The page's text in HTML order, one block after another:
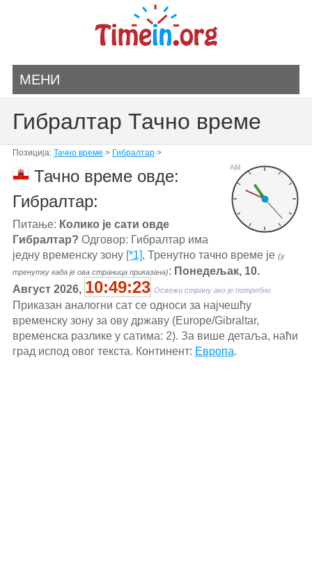
МЕНИ
Гибралтар Тачно време
Позиција: Тачно време > Гибралтар>
AM
Тачно време овде:
Гибралтар:
Питање: Колико је сати овде
Гибралтар? Одговор: Гибралтар има
једну временску зону [*1], Тренутно тачно време је (у
тренутку када је ова страница приказана): Понедељак, 10.
Август 2026, 10:49:24 Освежи страну ако је потребно
Приказан аналогни сат се односи за најчешћу
временску зону за ову државу (Europe/Gibraltar,
временска разлике у сатима: 2). За више детаља, наћи
град испод овог текста. Континент: Европа.